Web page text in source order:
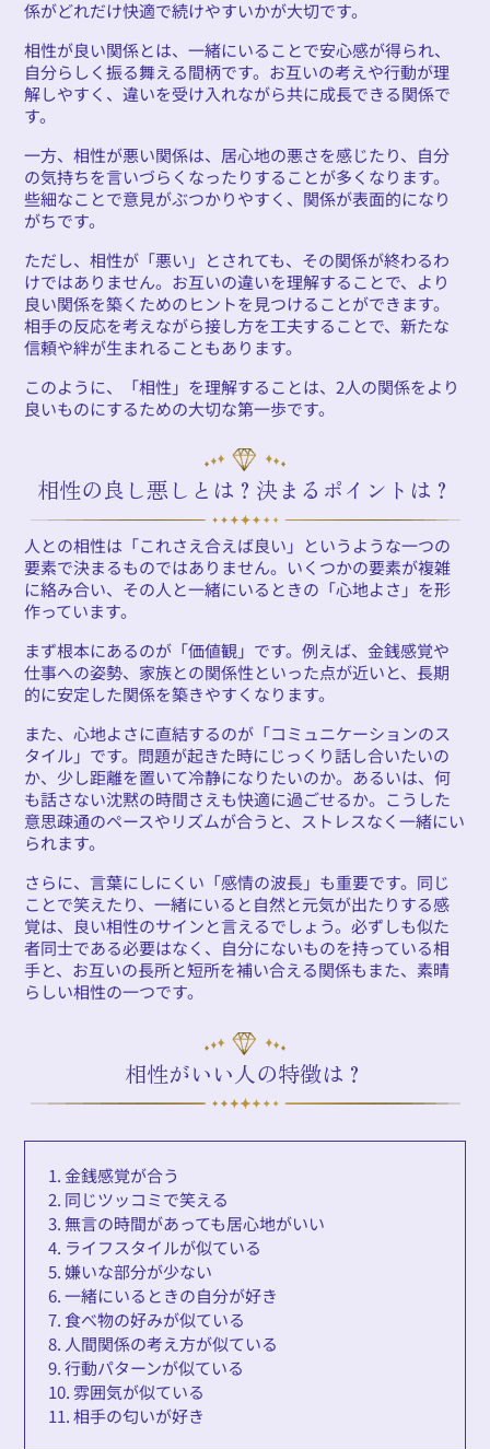
係がどれだけ快適で続けやすいかが大切です。
相性が良い関係とは、一緒にいることで安心感が得られ、
自分らしく振る舞える間柄です。お互いの考えや行動が理
解しやすく、違いを受け入れながら共に成長できる関係で
す。
一方、相性が悪い関係は、居心地の悪さを感じたり、自分
の気持ちを言いづらくなったりすることが多くなります。
些細なことで意見がぶつかりやすく、関係が表面的になり
がちです。
ただし、相性が「悪い」とされても、その関係が終わるわ
けではありません。お互いの違いを理解することで、より
良い関係を築くためのヒントを見つけることができます。
相手の反応を考えながら接し方を工夫することで、新たな
信頼や絆が生まれることもあります。
このように、「相性」を理解することは、2人の関係をより
良いものにするための大切な第一歩です。
相性の良し悪しとは？決まるポイントは？
人との相性は「これさえ合えば良い」というような一つの
要素で決まるものではありません。いくつかの要素が複雑
に絡み合い、その人と一緒にいるときの「心地よさ」を形
作っています。
まず根本にあるのが「価値観」です。例えば、金銭感覚や
仕事への姿勢、家族との関係性といった点が近いと、長期
的に安定した関係を築きやすくなります。
また、心地よさに直結するのが「コミュニケーションのス
タイル」です。問題が起きた時にじっくり話し合いたいの
か、少し距離を置いて冷静になりたいのか。あるいは、何
も話さない沈黙の時間さえも快適に過ごせるか。こうした
意思疎通のペースやリズムが合うと、ストレスなく一緒にい
られます。
さらに、言葉にしにくい「感情の波長」も重要です。同じ
ことで笑えたり、一緒にいると自然と元気が出たりする感
覚は、良い相性のサインと言えるでしょう。必ずしも似た
者同士である必要はなく、自分にないものを持っている相
手と、お互いの長所と短所を補い合える関係もまた、素晴
らしい相性の一つです。
相性がいい人の特徴は？
1. 金銭感覚が合う
2. 同じツッコミで笑える
3. 無言の時間があっても居心地がいい
4. ライフスタイルが似ている
5. 嫌いな部分が少ない
6. 一緒にいるときの自分が好き
7. 食べ物の好みが似ている
8. 人間関係の考え方が似ている
9. 行動パターンが似ている
10. 雰囲気が似ている
11. 相手の匂いが好き